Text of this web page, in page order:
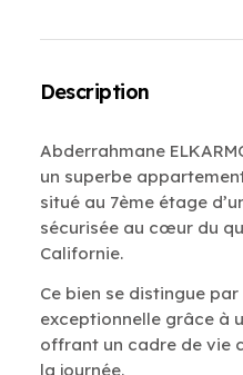
Description
Abderrahmane
un superbe
situé au 7ème étage
sécurisée au cœur du
Californie.
Ce bien se distingue
exceptionnelle grâce à
offrant un cadre de vie
la journée.